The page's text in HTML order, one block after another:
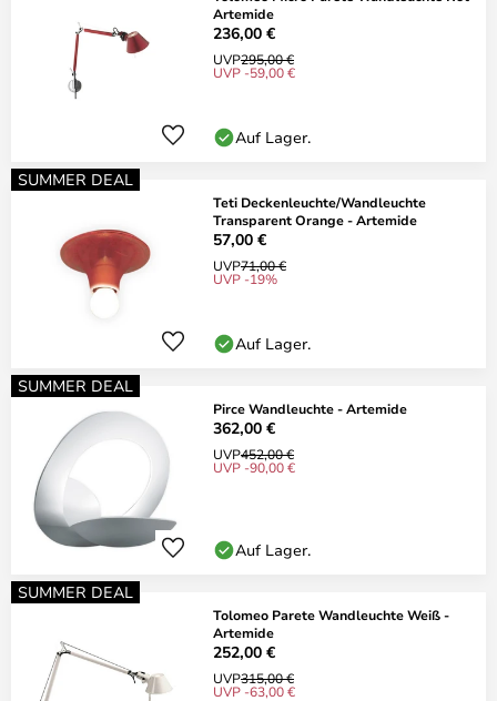
Artemide
236,00 €
UVP295,00 €
UVP -59,00 €
Auf Lager.
SUMMER DEAL
Teti Deckenleuchte/Wandleuchte
Transparent Orange - Artemide
57,00 €
UVP71,00 €
UVP -19%
Auf Lager.
SUMMER DEAL
Pirce Wandleuchte - Artemide
362,00 €
UVP452,00 €
UVP -90,00 €
Auf Lager.
SUMMER DEAL
Tolomeo Parete Wandleuchte Weiß -
Artemide
252,00 €
UVP315,00 €
UVP -63,00 €